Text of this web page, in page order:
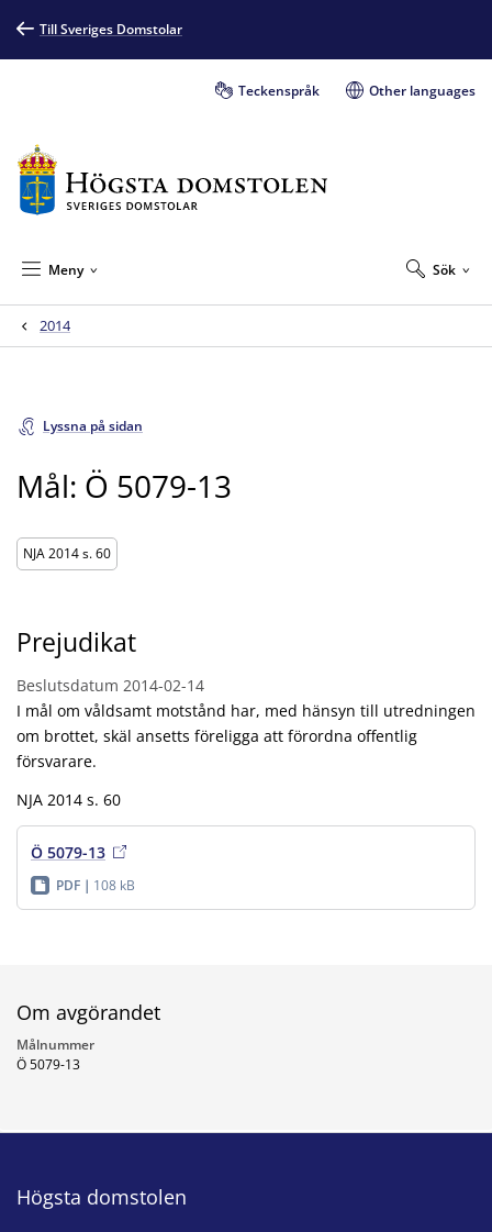
Till Sveriges Domstolar
Teckenspråk Other languages
Sök
Meny
2014
Lyssna på sidan
Mål: Ö 5079-13
NJA 2014 s. 60
Prejudikat
Beslutsdatum 2014-02-14
I mål om våldsamt motstånd har, med hänsyn till utredningen
om brottet, skäl ansetts föreligga att förordna offentlig
försvarare.
NJA 2014 s. 60
Ö 5079-13
PDF 108 kB
Om avgörandet
Målnummer
Ö 5079-13
Högsta domstolen